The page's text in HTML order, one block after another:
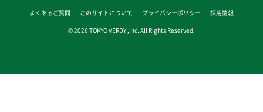
よくあるご質問 このサイトについて プライバシーポリシー
採用情報
© 2026 TOKYO VERDY ,inc. All Rights Reserved.